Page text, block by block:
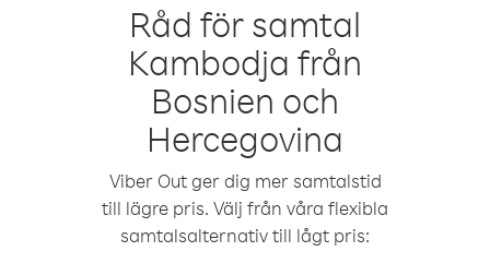
Råd för samtal
Kambodja från
Bosnien och
Hercegovina
Viber Out ger dig mer samtalstid
till lägre pris. Välj från våra flexibla
samtalsalternativ till lågt pris: